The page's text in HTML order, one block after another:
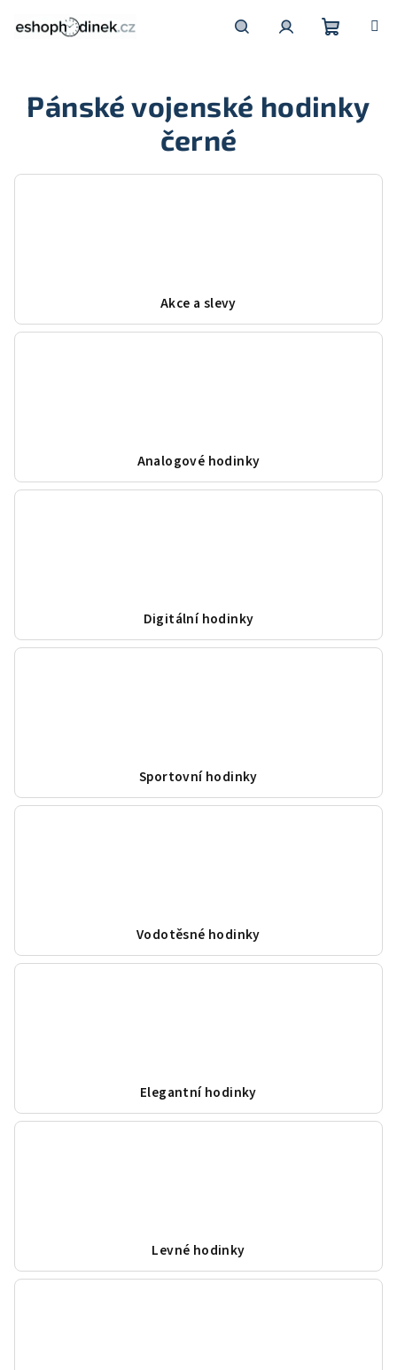
košík
Pánské vojenské hodinky
černé
Akce a slevy
Analogové hodinky
Digitální hodinky
Sportovní hodinky
Vodotěsné hodinky
Elegantní hodinky
Levné hodinky